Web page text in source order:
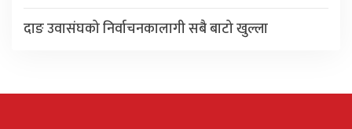
दाङ उवासंघको निर्वाचनकालागी सबै बाटो खुल्ला